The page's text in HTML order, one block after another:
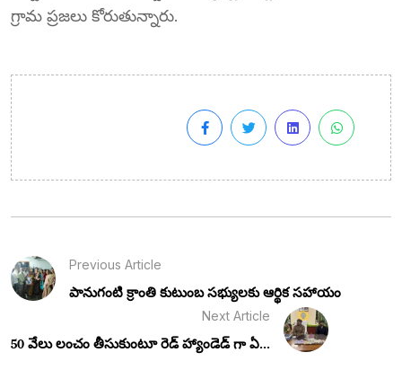
గ్రామ ప్రజలు కోరుతున్నారు.
Previous Article
పానుగంటి క్రాంతి కుటుంబ సభ్యులకు ఆర్థిక సహాయం
Next Article
50 వేలు లంచం తీసుకుంటూ రెడ్ హ్యాండెడ్ గా ఏ...